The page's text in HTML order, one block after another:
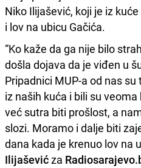
Niko Ilijašević, koji je iz
i lov na ubicu Gačića.
“Ko kaže da ga nije bilo
došla dojava da je viđen u
Pripadnici MUP-a od nas
iz naših kuća i bili su
već sutra biti prošlost, a
slozi. Moramo i dalje biti
dana kada je krenuo lov na
Ilijaševićza